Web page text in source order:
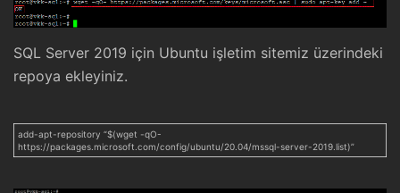
SQL Server 2019 için Ubuntu işletim sitemiz üzerindeki
repoya ekleyiniz.
add-apt-repository “$(wget -qO-
https://packages.microsoft.com/config/ubuntu/20.04/mssql-server-2019.list)”